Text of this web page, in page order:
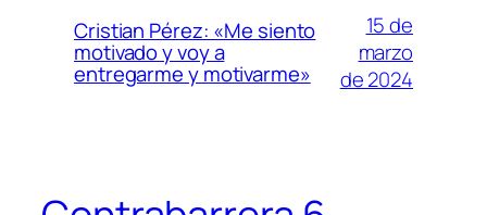
Cristian Pérez: «Me siento
motivado y voy a
entregarme y motivarme»
15 de
marzo
de 2024